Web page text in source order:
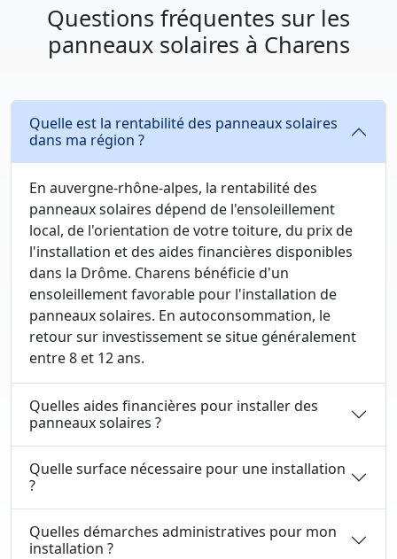
Questions fréquentes sur les
panneaux solaires à Charens
Quelle est la rentabilité des panneaux solaires
dans ma région ?
En auvergne-rhône-alpes, la rentabilité des
panneaux solaires dépend de l'ensoleillement
local, de l'orientation de votre toiture, du prix de
l'installation et des aides financières disponibles
dans la Drôme. Charens bénéficie d'un
ensoleillement favorable pour l'installation de
panneaux solaires. En autoconsommation, le
retour sur investissement se situe généralement
entre 8 et 12 ans.
Quelles aides financières pour installer des
panneaux solaires ?
Quelle surface nécessaire pour une installation
?
Quelles démarches administratives pour mon
installation ?